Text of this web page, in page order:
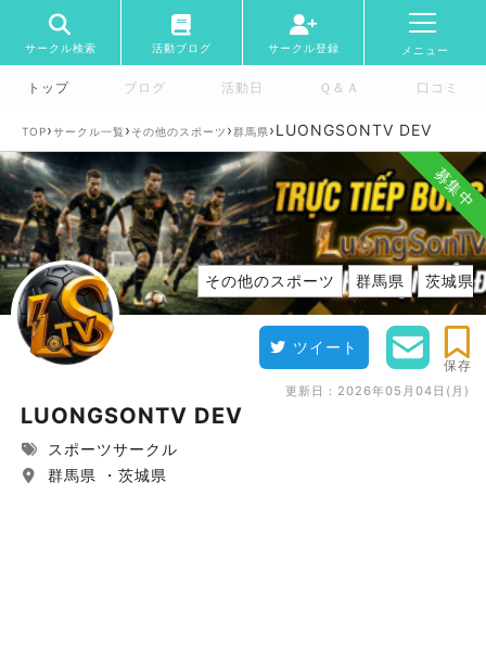
サークル検索 活動ブログ サークル登録 メニュー
トップ ブログ 活動日 Ｑ＆Ａ 口コミ
TOP›サークル一覧 › その他のスポーツ ›群馬県›LUONGSONTV DEV
募集中
その他のスポーツ 群馬県 茨城県
ツイート
保存
更新日： 2026年05月04日(月)
LUONGSONTV DEV
スポーツサークル
群馬県 ・茨城県